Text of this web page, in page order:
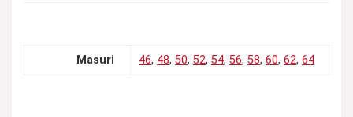
Masuri 46, 48, 50, 52, 54, 56, 58, 60, 62, 64